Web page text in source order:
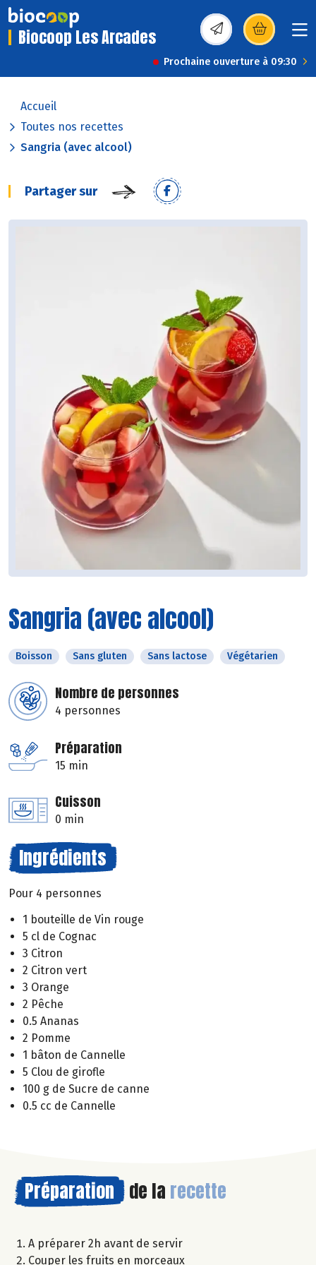
Biocoop Les Arcades (s’ouvre dans une
Prochaine ouverture à 09:30
Accueil
Toutes nos recettes
Sangria (avec alcool)
Partager sur
Sangria (avec alcool)
Boisson Sans gluten Sans lactose Végétarien
Nombre de personnes
4 personnes
Préparation
15 min
Cuisson
0 min
Ingrédients
Pour 4 personnes
1 bouteille de Vin rouge
5 cl de Cognac
3 Citron
2 Citron vert
3 Orange
2 Pêche
0.5 Ananas
2 Pomme
1 bâton de Cannelle
5 Clou de girofle
100 g de Sucre de canne
0.5 cc de Cannelle
Préparation de la recette
A préparer 2h avant de servir
Couper les fruits en morceaux